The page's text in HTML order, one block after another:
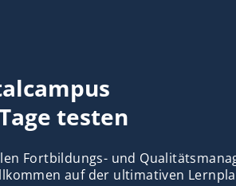
testen
Fortbildungs- und
auf der ultimativen